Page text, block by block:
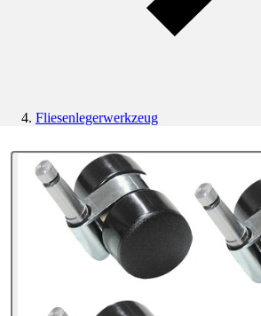
Fliesenlegerwerkzeug